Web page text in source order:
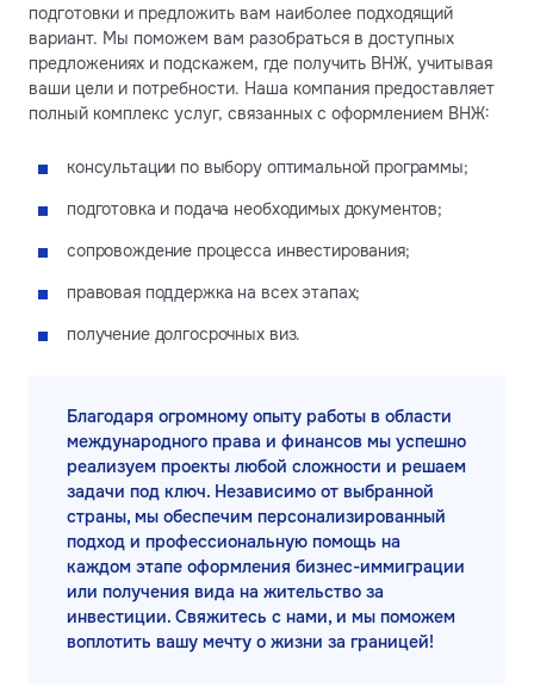
подготовки и предложить вам наиболее подходящий
вариант. Мы поможем вам разобраться в доступных
предложениях и подскажем, где получить ВНЖ, учитывая
ваши цели и потребности. Наша компания предоставляет
полный комплекс услуг, связанных с оформлением ВНЖ:
консультации по выбору оптимальной программы;
подготовка и подача необходимых документов;
сопровождение процесса инвестирования;
правовая поддержка на всех этапах;
получение долгосрочных виз.
Благодаря огромному опыту работы в области
международного права и финансов мы успешно
реализуем проекты любой сложности и решаем
задачи под ключ. Независимо от выбранной
страны, мы обеспечим персонализированный
подход и профессиональную помощь на
каждом этапе оформления бизнес-иммиграции
или получения вида на жительство за
инвестиции. Свяжитесь с нами, и мы поможем
воплотить вашу мечту о жизни за границей!